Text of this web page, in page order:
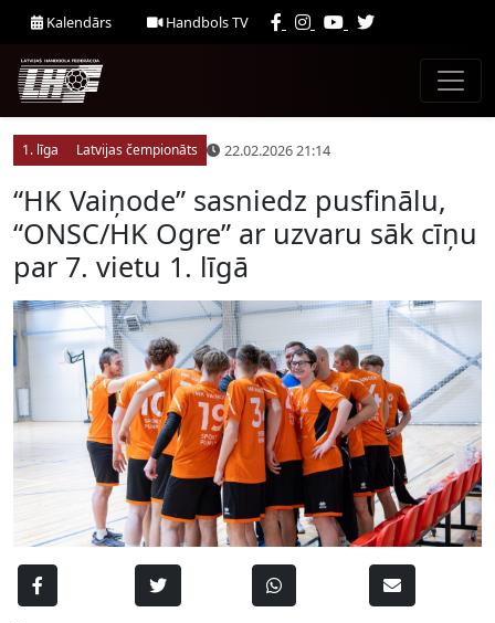
Kalendārs Handbols TV
1. līga Latvijas čempionāts 22.02.2026 21:14
“HK Vaiņode” sasniedz pusfinālu,
“ONSC/HK Ogre” ar uzvaru sāk cīņu
par 7. vietu 1. līgā